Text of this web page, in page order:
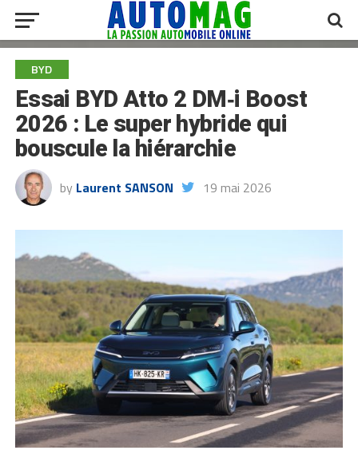
BYD
Essai BYD Atto 2 DM‑i Boost
2026 : Le super hybride qui
bouscule la hiérarchie
by Laurent SANSON 19 mai 2026